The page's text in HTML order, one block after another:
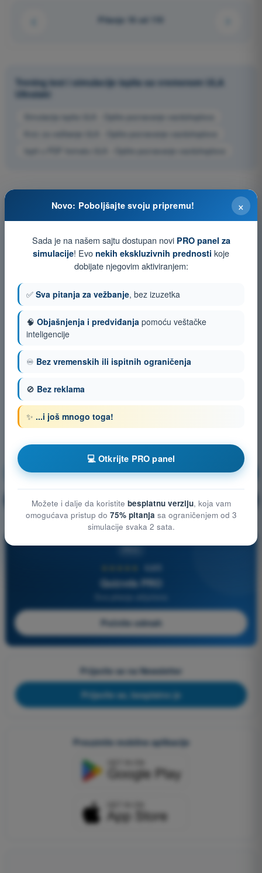
Pitanje 16 od 110
Trening test i simulacije ispita sa vremenom ULA
Ultralaki
Simulacija ispita ULA - Opšte poznavanje vazduhoplova
Kviz za vežbanje ULA - Opšte poznavanje vazduhoplova
Ispit u PDF formatu ULA - Opšte poznavanje vazduhoplova
Opšte poznavanje vazduhoplova Vežbanje!
🔒 PRO Objašnjenje pitanja
4,6/5
Quizvds PRO
Počnite odmah
Prijavite se na Newsletter
Prijavite se, besplatno je
Preuzmite mobilne aplikacije
×
Novo: Poboljšajte svoju pripremu!
Sada je na našem sajtu dostupan novi PRO panel za
simulacije! Evo nekih ekskluzivnih prednosti koje
dobijate njegovim aktiviranjem:
✅ Sva pitanja za vežbanje, bez izuzetka
🧠 Objašnjenja i predviđanja pomoću veštačke
inteligencije
♾️ Bez vremenskih ili ispitnih ograničenja
🚫 Bez reklama
✨ ...i još mnogo toga!
💻 Otkrijte PRO panel
Možete i dalje da koristite besplatnu verziju, koja vam
omogućava pristup do 75% pitanja sa ograničenjem od 3
simulacije svaka 2 sata.